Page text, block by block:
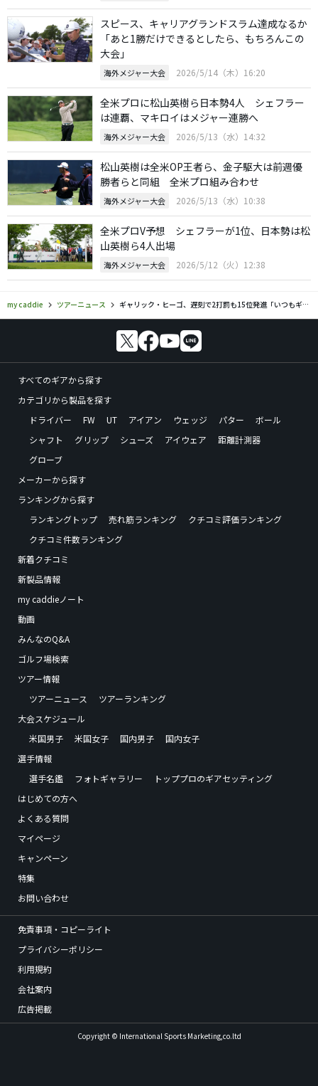
スピース、キャリアグランドスラム達成なるか
「あと1勝だけできるとしたら、もちろんこの
大会」
海外メジャー大会 2026/5/14（木）16:20
全米プロに松山英樹ら日本勢4人 シェフラー
は連覇、マキロイはメジャー連勝へ
海外メジャー大会 2026/5/13（水）14:32
松山英樹は全米OP王者ら、金子駆大は前週優
勝者らと同組 全米プロ組み合わせ
海外メジャー大会 2026/5/13（水）10:38
全米プロV予想 シェフラーが1位、日本勢は松
山英樹ら4人出場
海外メジャー大会 2026/5/12（火）12:38
my caddie ツアーニュース ギャリック・ヒーゴ、遅刻で2打罰も15位発進「いつもギリギリで動くタイプ…」
すべてのギアから探す
カテゴリから製品を探す
ドライバー
FW UT アイアン ウェッジ パター
ボール
シャフト
グリップ シューズ アイウェア
距離計測器
グローブ
メーカーから探す
ランキングから探す
ランキングトップ
売れ筋ランキング
クチコミ評価ランキング
クチコミ件数ランキング
新着クチコミ
新製品情報
my caddieノート
動画
みんなのQ&A
ゴルフ場検索
ツアー情報
ツアーニュース
ツアーランキング
大会スケジュール
米国男子
米国女子 国内男子
国内女子
選手情報
選手名鑑
フォトギャラリー
トッププロのギアセッティング
はじめての方へ
よくある質問
マイページ
キャンペーン
特集
お問い合わせ
免責事項・コピーライト
プライバシーポリシー
利用規約
会社案内
広告掲載
Copyright © International Sports Marketing,co.ltd